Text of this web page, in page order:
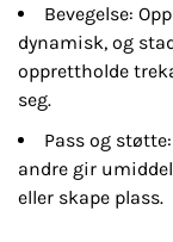
Bevegelse:
dynamisk, og
opprettholde
seg.
Pass og
andre gir
eller skape plass.